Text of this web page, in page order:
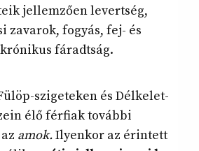
jellemzően levertség,
zavarok, fogyás, fej- és
fáradtság.
szigeteken és Délkelet-
élő férfiak további
amok.Ilyenkor az érintett